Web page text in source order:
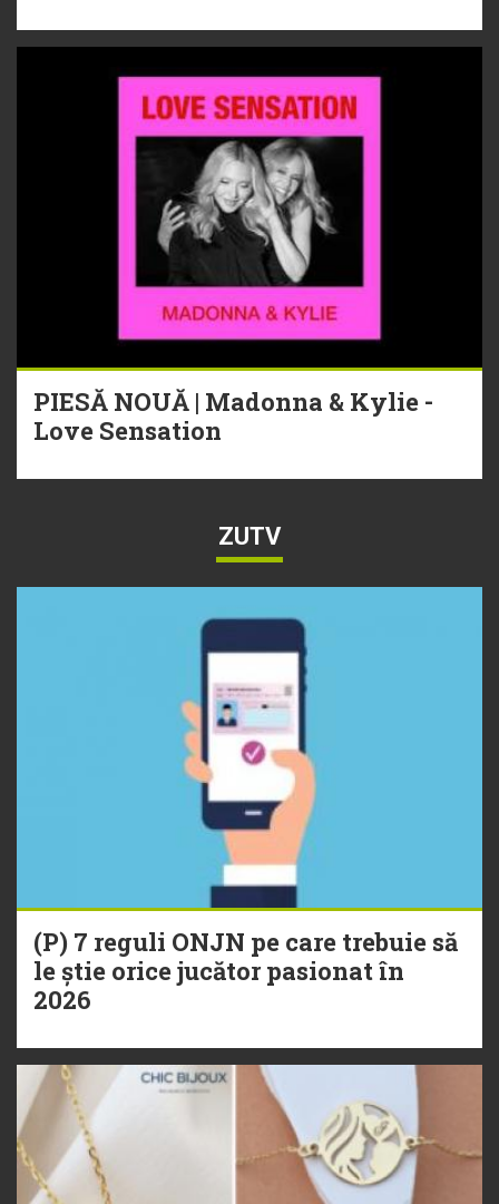
PIESĂ NOUĂ | Madonna & Kylie -
Love Sensation
ZUTV
(P) 7 reguli ONJN pe care trebuie să
le știe orice jucător pasionat în
2026